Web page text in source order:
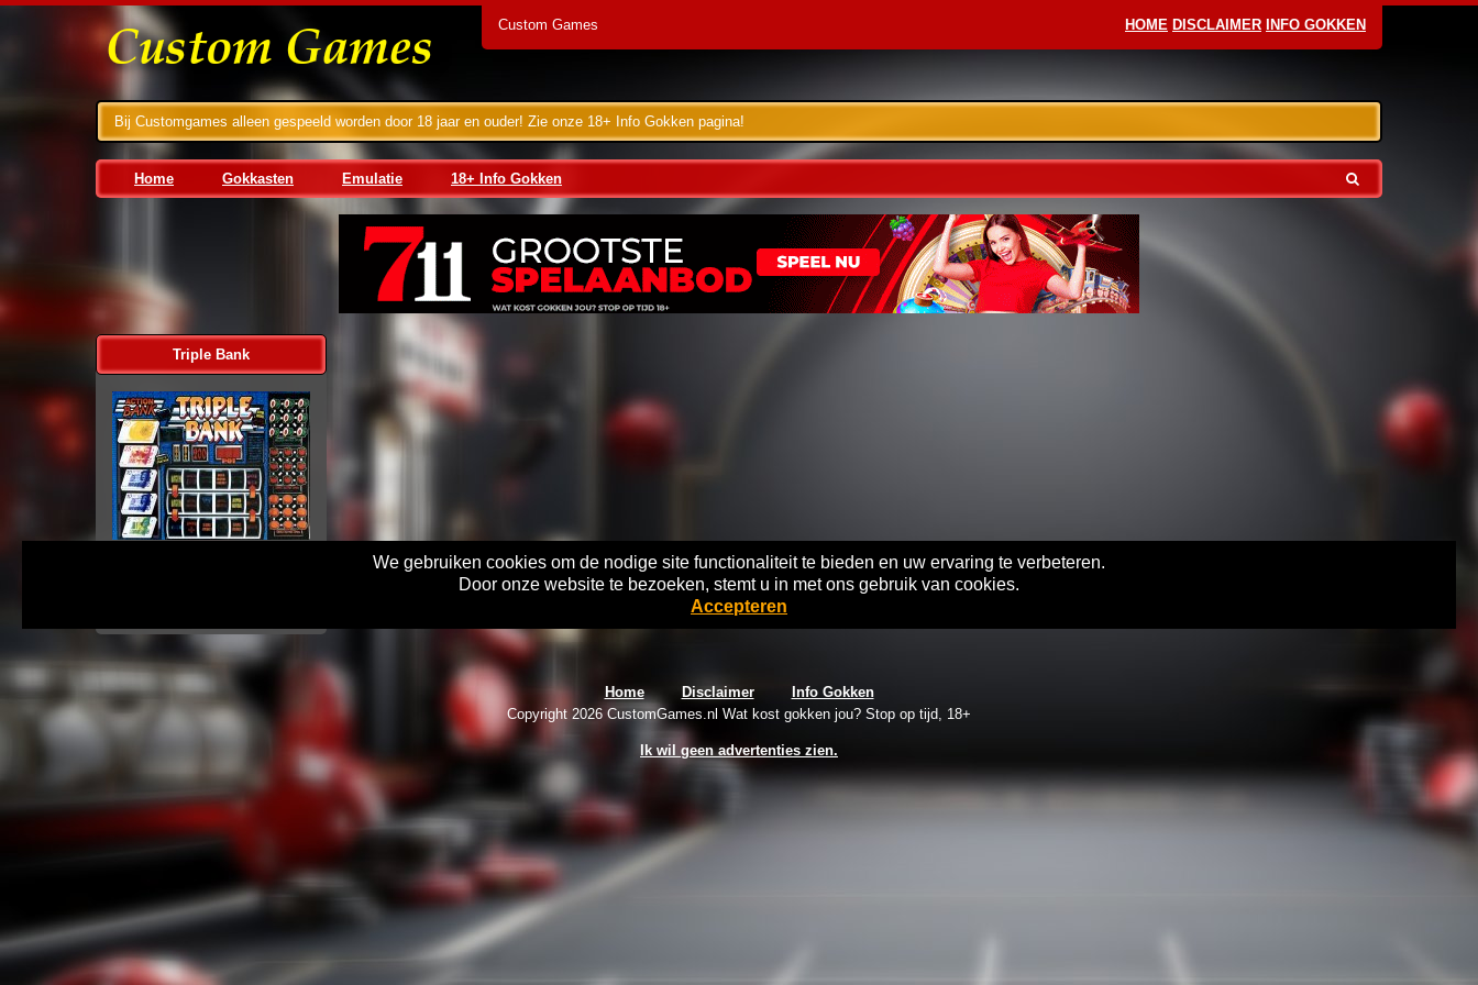
We gebruiken cookies om de nodige site functionaliteit te bieden en uw ervaring te verbeteren.
Door onze website te bezoeken, stemt u in met ons gebruik van cookies.
Accepteren
Custom Games HOME DISCLAIMER INFO GOKKEN
Bij Customgames alleen gespeeld worden door 18 jaar en ouder! Zie onze 18+ Info Gokken pagina!
Home
Gokkasten
1. Eurocoin
Maygay
Jackpot
Multiplayers
Super Stake
Timers
Emulatie
Barcrest
Bellfruit
Eurocoin
18+ Info Gokken
Triple Bank
Home Disclaimer
Info Gokken
Copyright 2026 CustomGames.nl Wat kost gokken jou? Stop op tijd, 18+
Ik wil geen advertenties zien.